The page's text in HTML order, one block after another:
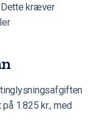
kræver
1.825 kr., med